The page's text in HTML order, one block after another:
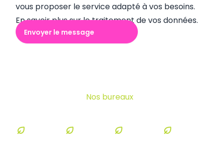
vous proposer le service adapté à vos besoins.
En savoir plus sur le traitement de vos données.
Envoyer le message
Nos bureaux